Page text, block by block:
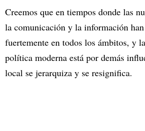
Creemos que en tiempos donde las
la comunicación y la información
fuertemente en todos los ámbitos, y
política moderna está por demás
local se jerarquiza y se resignifica.